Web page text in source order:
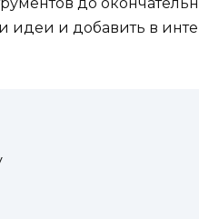
идеи и добавить в